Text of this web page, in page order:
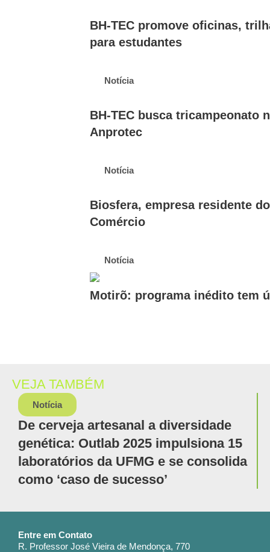
BH-TEC promove oficinas,
para estudantes
Notícia
BH-TEC busca tricampeonato
Anprotec
Notícia
Biosfera, empresa residente
Comércio
Notícia
Motirõ: programa inédito tem
VEJA TAMBÉM
Notícia
De cerveja artesanal a diversidade
genética: Outlab 2025 impulsiona 15
laboratórios da UFMG e se consolida
como ‘caso de sucesso’
Entre em Contato
R. Professor José Vieira de Mendonça, 770